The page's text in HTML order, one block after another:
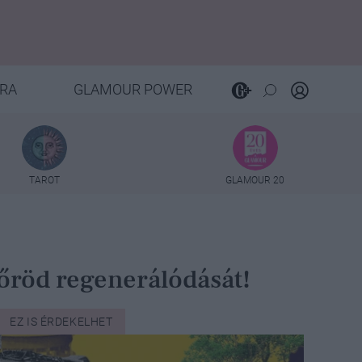
GLAMOUR POWER
TAROT GLAMOUR 20
regenerálódását!
EZ IS ÉRDEKELHET